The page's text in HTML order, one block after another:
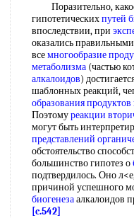
Поразительно,
гипотетическихпутей
впоследствии, при
оказались
всемногообразие
метаболизма (частью
алкалоидов)
шаблонных реакций,
образования продуктов
Поэтомуреакции
могут быть
представлений
обстоятельство
большинство гипотез о
подтвердилось. Оно
причиной успешного
биогенезаалкалоидов
[c.542]